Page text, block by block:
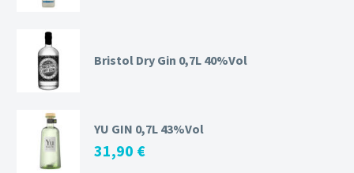
Bristol Dry Gin 0,7L 40%Vol
YU GIN 0,7L 43%Vol
31,90 €